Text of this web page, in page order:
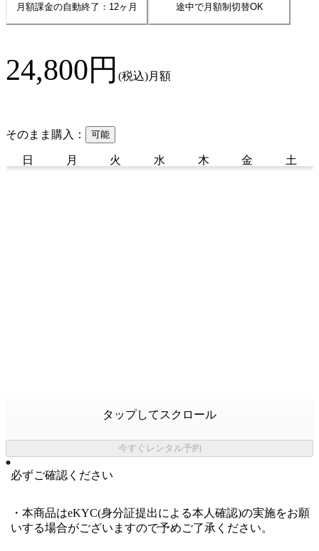
月額課金の自動終了： 12ヶ月 途中で月額制切替OK
24,800円 (税込)月額
そのまま購入： 可能
日 月 火 水 木 金 土
タップしてスクロール
今すぐレンタル予約
必ずご確認ください
・本商品はeKYC(身分証提出による本人確認)の実施をお願
いする場合がございますので予めご了承ください。